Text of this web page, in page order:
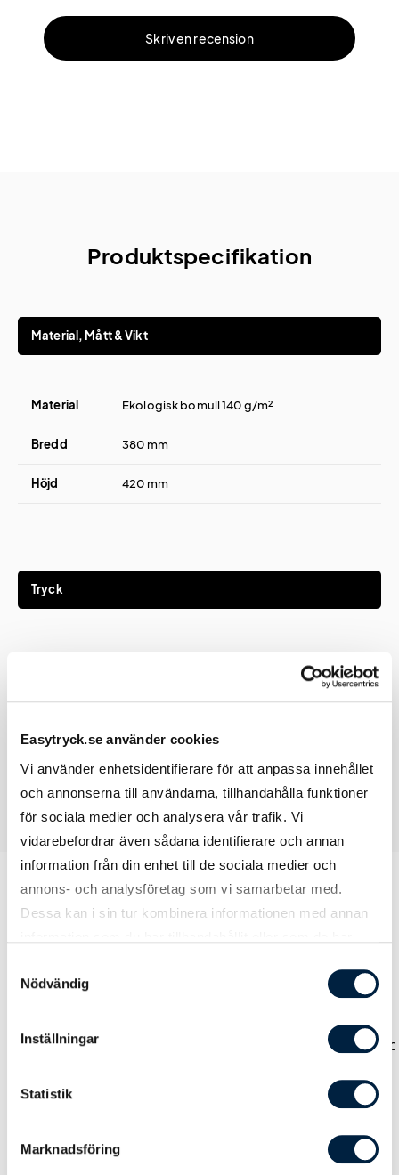
Easytryck.se använder cookies
Vi använder enhetsidentifierare för att anpassa innehållet
och annonserna till användarna, tillhandahålla funktioner
för sociala medier och analysera vår trafik. Vi
vidarebefordrar även sådana identifierare och annan
information från din enhet till de sociala medier och
annons- och analysföretag som vi samarbetar med.
Dessa kan i sin tur kombinera informationen med annan
Nödvändig
Inställningar
Statistik
Marknadsföring
Skriv en recension
Produktspecifikation
Material, Mått & Vikt
Material Ekologisk bomull 140 g/m²
Bredd 380 mm
Höjd 420 mm
Tryck
Pris kr / st 21,00 20,70
Vit 6,00